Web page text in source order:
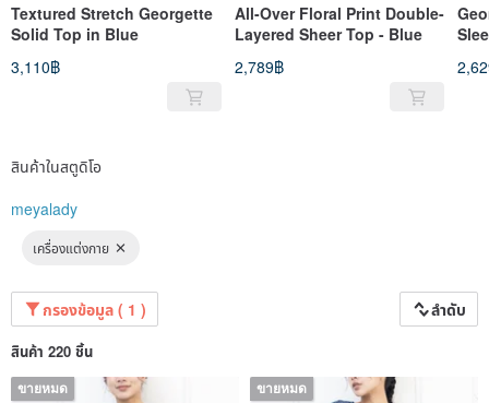
Textured Stretch Georgette
Solid Top in Blue
3,110฿
All-Over Floral Print Double-
Layered Sheer Top - Blue
2,789฿
สินค้าในสตูดิโอ
meyalady
เครื่องแต่งกาย
กรองข้อมูล ( 1 ) ลำดับ
สินค้า 220 ชิ้น
ขายหมด ขายหมด